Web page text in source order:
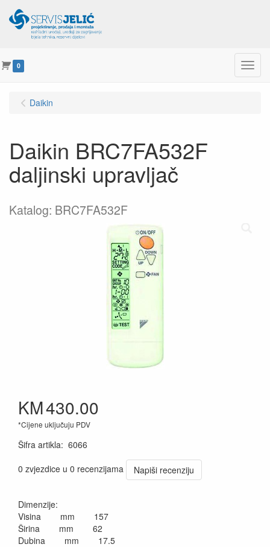
0 Menu
Daikin
Daikin BRC7FA532F
daljinski upravljač
Katalog: BRC7FA532F
KM430.00
*Cijene uključuju PDV
Šifra artikla: 6066
0 zvjezdice u 0 recenzijama
Napiši recenziju
Dimenzije:
Visina mm 157
Širina mm 62
Dubina mm 17.5